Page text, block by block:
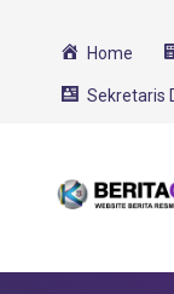
Home
Sekretaris